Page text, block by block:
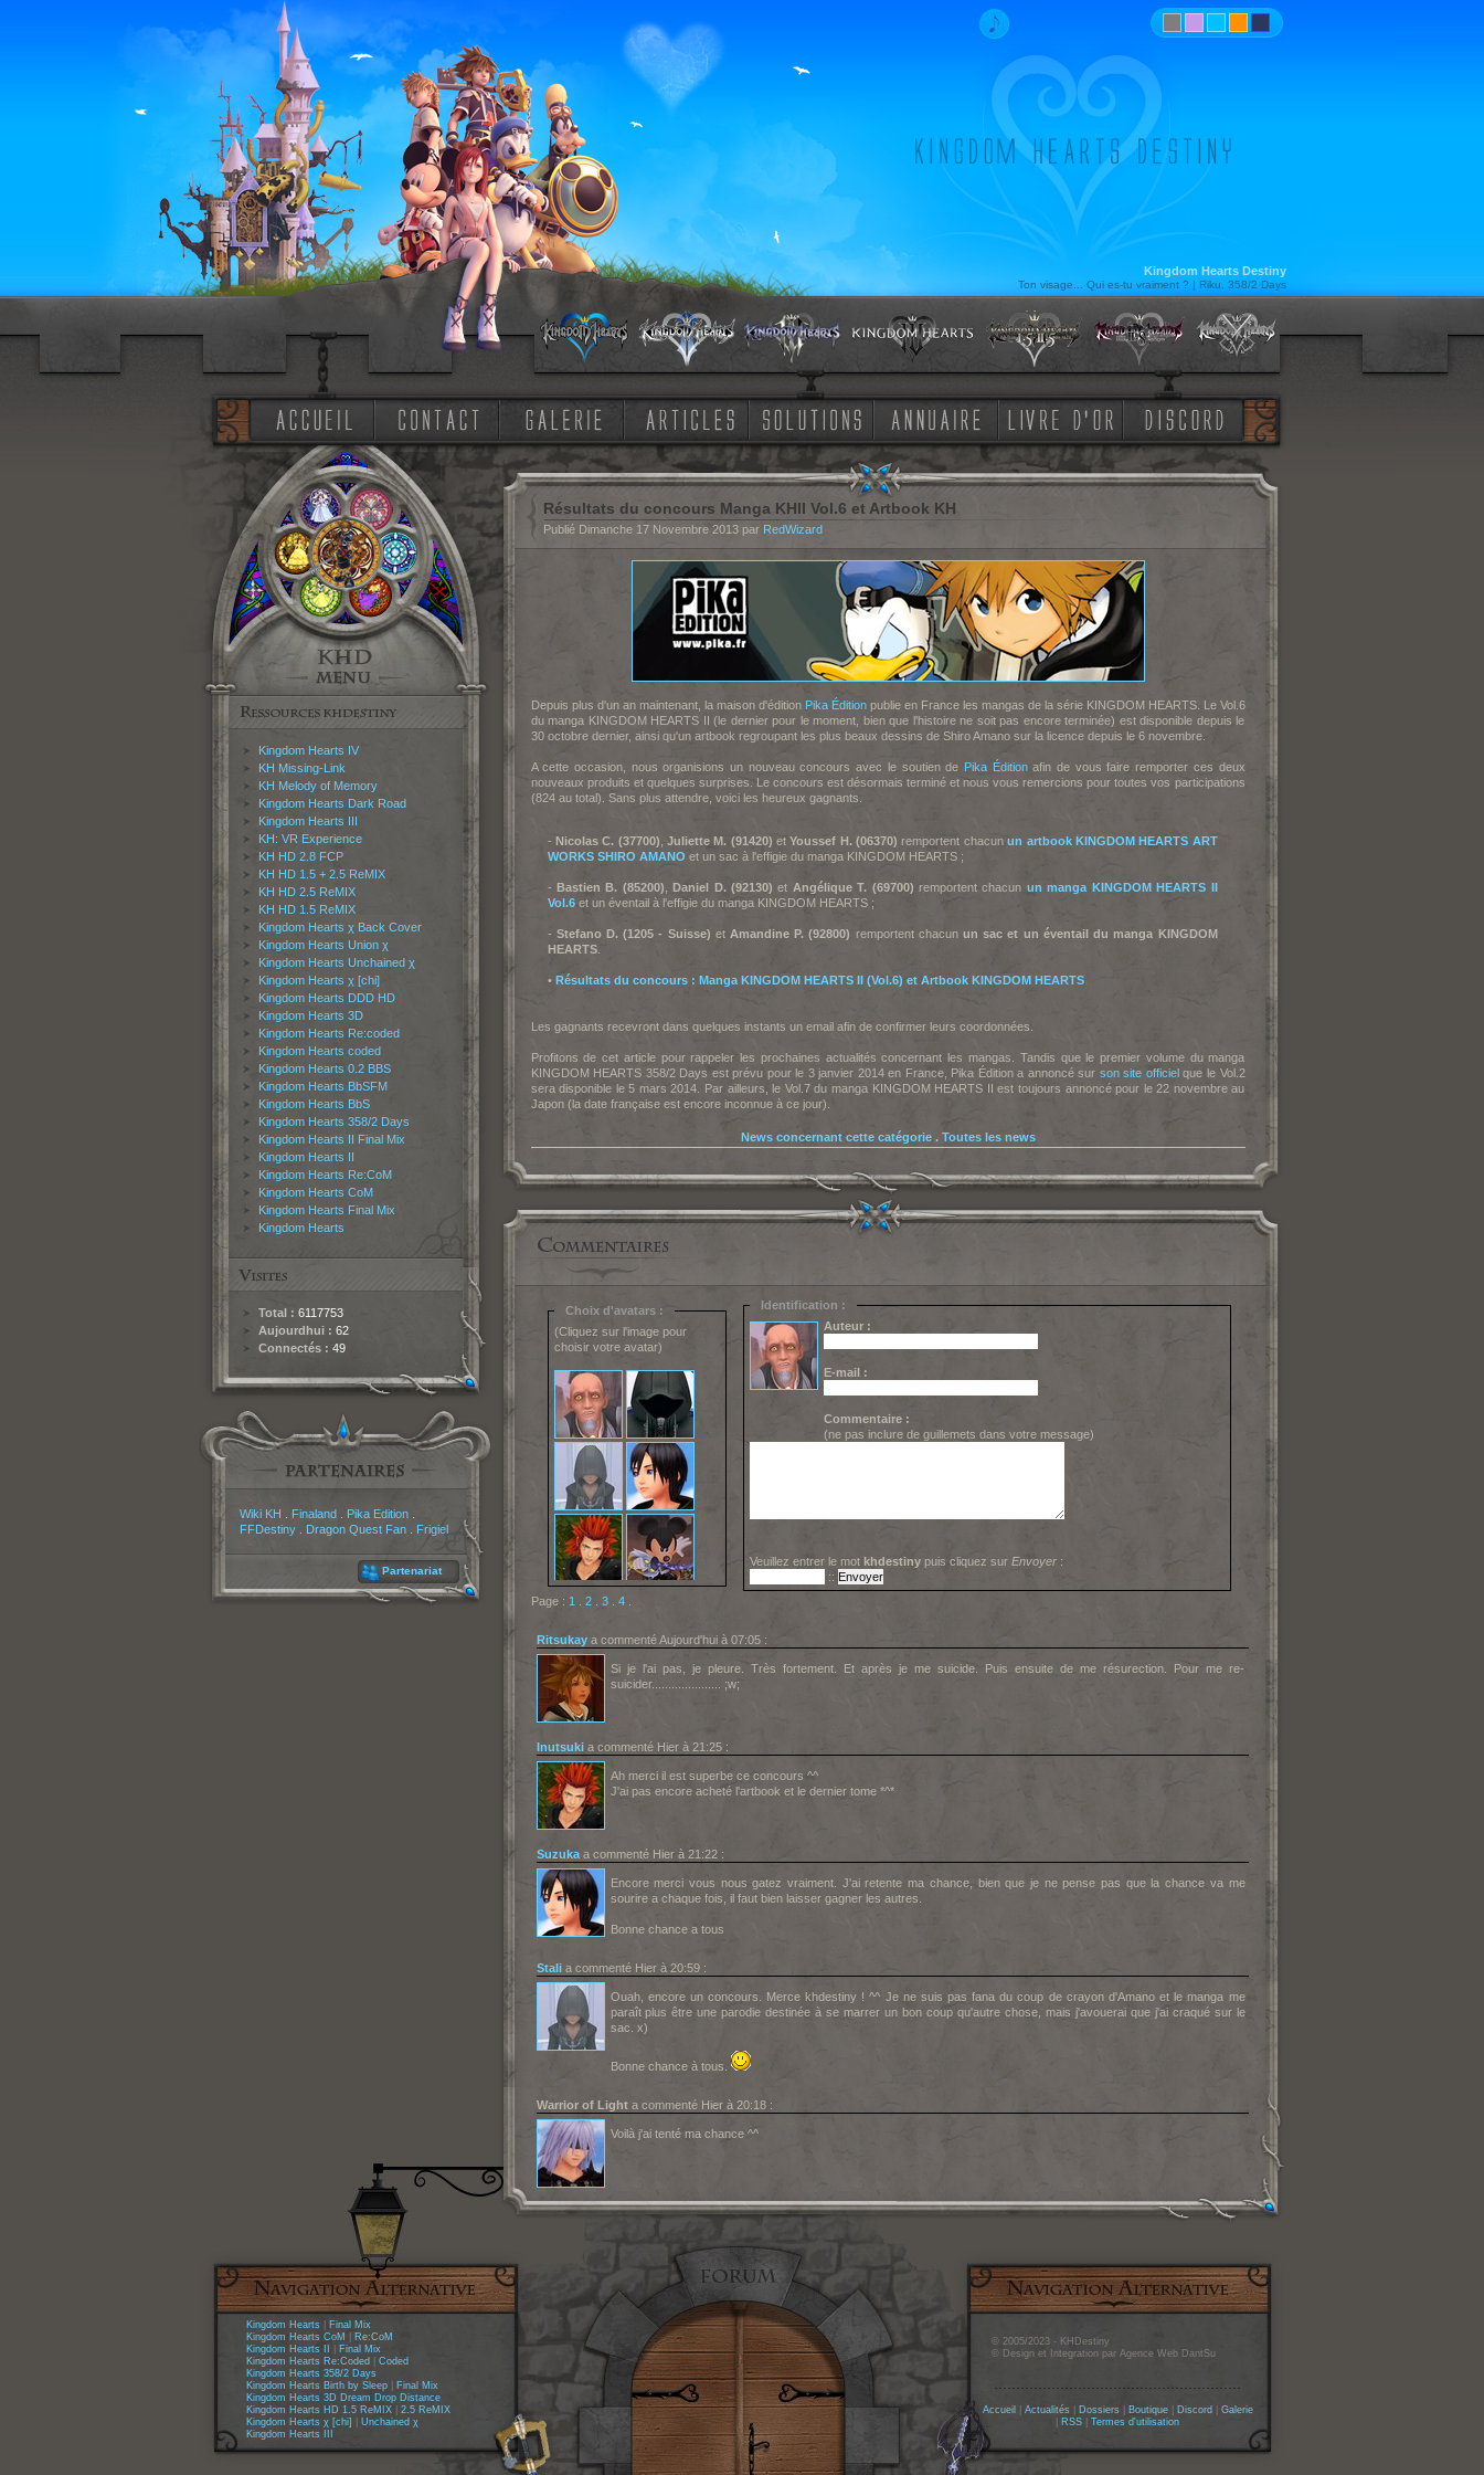
Kingdom Hearts Destiny
Ton visage... Qui es-tu vraiment ? | Riku, 358/2 Days
Kingdom Hearts IV
KH Missing-Link
KH Melody of Memory
Kingdom Hearts Dark Road
Kingdom Hearts III
KH: VR Experience
KH HD 2.8 FCP
KH HD 1.5 + 2.5 ReMIX
KH HD 2.5 ReMIX
KH HD 1.5 ReMIX
Kingdom Hearts χ Back Cover
Kingdom Hearts Union χ
Kingdom Hearts Unchained χ
Kingdom Hearts χ [chi]
Kingdom Hearts DDD HD
Kingdom Hearts 3D
Kingdom Hearts Re:coded
Kingdom Hearts coded
Kingdom Hearts 0.2 BBS
Kingdom Hearts BbSFM
Kingdom Hearts BbS
Kingdom Hearts 358/2 Days
Kingdom Hearts II Final Mix
Kingdom Hearts II
Kingdom Hearts Re:CoM
Kingdom Hearts CoM
Kingdom Hearts Final Mix
Kingdom Hearts
Total : 6117753
Aujourdhui : 62
Connectés : 49
Wiki KH Finaland. Pika Edition.
FFDestiny. Dragon Quest Fan. Frigiel
Partenariat
Résultats du concours Manga KHII Vol.6 et Artbook KH
Publié Dimanche 17 Novembre 2013 par RedWizard
Depuis plus d'un an maintenant, la maison d'édition Pika Éditionpublie en France les mangas de la série KINGDOM HEARTS. Le Vol.6
du manga KINGDOM HEARTS II (le dernier pour le moment, bien que l'histoire ne soit pas encore terminée) est disponible depuis le
30 octobre dernier, ainsi qu'un artbook regroupant les plus beaux dessins de Shiro Amano sur la licence depuis le 6 novembre.
A cette occasion, nous organisions un nouveau concours avec le soutien de Pika Éditionafin de vous faire remporter ces deux
nouveaux produits et quelques surprises. Le concours est désormais terminé et nous vous remercions pour toutes vos participations
(824 au total). Sans plus attendre, voici les heureux gagnants.
- Nicolas C. (37700) Juliette M. (91420) etYoussef H. (06370) remportent chacunun artbook KINGDOM HEARTS ART
WORKS SHIRO AMANO et un sac à l'effigie du manga KINGDOM HEARTS ;
- Bastien B. (85200) Daniel D. (92130) et Angélique T. (69700) remportent chacun un manga KINGDOM HEARTS II
Vol.6et un éventail à l'effigie du manga KINGDOM HEARTS ;
- Stefano D. (1205 - Suisse) et Amandine P. (92800) remportent chacunun sac et un éventail du manga KINGDOM
HEARTS.
• Résultats du concours : Manga KINGDOM HEARTS II (Vol.6) et Artbook KINGDOM HEARTS
Les gagnants recevront dans quelques instants un email afin de confirmer leurs coordonnées.
Profitons de cet article pour rappeler les prochaines actualités concernant les mangas. Tandis que le premier volume du manga
KINGDOM HEARTS 358/2 Days est prévu pour le 3 janvier 2014 en France, Pika Édition a annoncé sur son site officielque le Vol.2
sera disponible le 5 mars 2014. Par ailleurs, le Vol.7 du manga KINGDOM HEARTS II est toujours annoncé pour le 22 novembre au
Japon (la date française est encore inconnue à ce jour).
News concernant cette catégorie. Toutes les news
Choix d'avatars :
(Cliquez sur l'image pour
choisir votre avatar)
Identification :
Auteur :
E-mail :
Commentaire :
(ne pas inclure de guillemets dans votre message)
Veuillez entrer le mot khdestinypuis cliquez sur Envoyer:
::
Page : 1 2. 3. 4.
Ritsukaya commenté Aujourd'hui à 07:05 :
Si je l'ai pas, je pleure. Très fortement. Et après je me suicide. Puis ensuite de me résurection. Pour me re-
suicider..................... ;w;
Inutsukia commenté Hier à 21:25 :
Ah merci il est superbe ce concours ^^
J'ai pas encore acheté l'artbook et le dernier tome *^*
Suzukaa commenté Hier à 21:22 :
Encore merci vous nous gatez vraiment. J'ai retente ma chance, bien que je ne pense pas que la chance va me
sourire a chaque fois, il faut bien laisser gagner les autres.
Bonne chance a tous
Stalia commenté Hier à 20:59 :
Ouah, encore un concours. Merce khdestiny ! ^^ Je ne suis pas fana du coup de crayon d'Amano et le manga me
paraît plus être une parodie destinée à se marrer un bon coup qu'autre chose, mais j'avouerai que j'ai craqué sur le
sac. x)
Bonne chance à tous.
Warrior of Lighta commenté Hier à 20:18 :
Voilà j'ai tenté ma chance ^^
Kingdom Hearts
Final Mix
Kingdom Hearts CoM
Re:CoM
Kingdom Hearts II
Final Mix
Kingdom Hearts Re:Coded
Coded
Kingdom Hearts 358/2 Days
Kingdom Hearts Birth by Sleep|
Final Mix
Kingdom Hearts 3D Dream Drop Distance
Kingdom Hearts HD 1.5 ReMIX| 2.5 ReMIX
Kingdom Hearts χ [chi]
Unchained χ
Kingdom Hearts III
© 2005/2023 - KHDestiny
© Design et Integration par Agence Web DantSu
Accueil Actualités Dossiers| Boutique| Discord
Galerie
RSS Termes d'utilisation